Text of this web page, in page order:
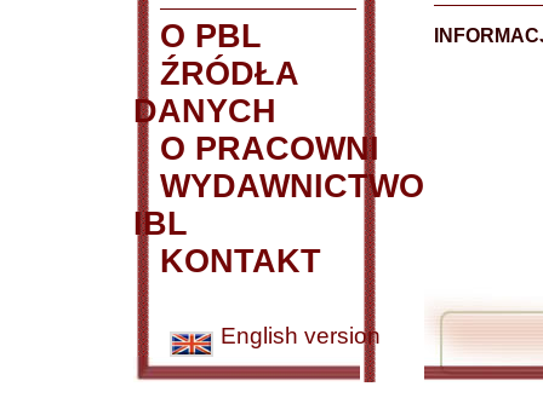
O PBL
ŹRÓDŁA
DANYCH
O PRACOWNI
WYDAWNICTWO
IBL
KONTAKT
English version